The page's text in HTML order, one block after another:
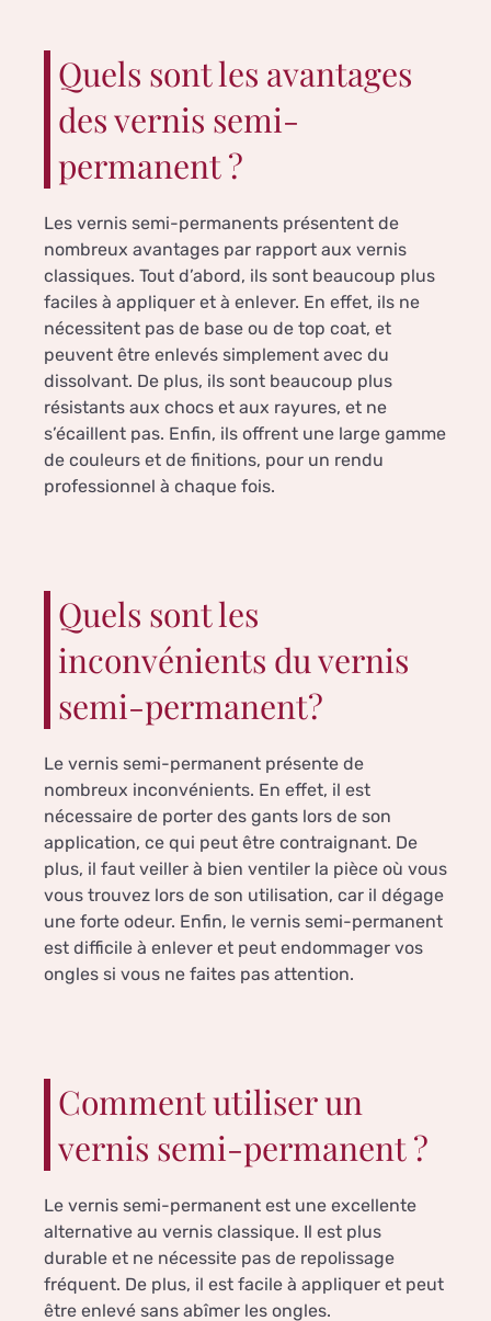
Quels sont les avantages
des vernis semi-
permanent ?
Les vernis semi-permanents présentent de
nombreux avantages par rapport aux vernis
classiques. Tout d’abord, ils sont beaucoup plus
faciles à appliquer et à enlever. En effet, ils ne
nécessitent pas de base ou de top coat, et
peuvent être enlevés simplement avec du
dissolvant. De plus, ils sont beaucoup plus
résistants aux chocs et aux rayures, et ne
s’écaillent pas. Enfin, ils offrent une large gamme
de couleurs et de finitions, pour un rendu
professionnel à chaque fois.
Quels sont les
inconvénients du vernis
semi-permanent?
Le vernis semi-permanent présente de
nombreux inconvénients. En effet, il est
nécessaire de porter des gants lors de son
application, ce qui peut être contraignant. De
plus, il faut veiller à bien ventiler la pièce où vous
vous trouvez lors de son utilisation, car il dégage
une forte odeur. Enfin, le vernis semi-permanent
est difficile à enlever et peut endommager vos
ongles si vous ne faites pas attention.
Comment utiliser un
vernis semi-permanent ?
Le vernis semi-permanent est une excellente
alternative au vernis classique. Il est plus
durable et ne nécessite pas de repolissage
fréquent. De plus, il est facile à appliquer et peut
être enlevé sans abîmer les ongles.